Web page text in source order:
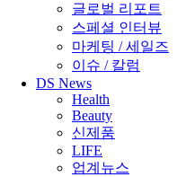
글로벌 리포트
스페셜 인터뷰
마케팅 / 세일즈
이슈 / 칼럼
DS News
Health
Beauty
신제품
LIFE
업계뉴스